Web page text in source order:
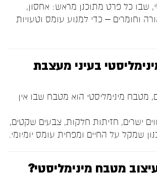
שבו כל פרט מתוכנן מראש: אחסון,
וחומרים – כדי למנוע עומס וטעויות
בעיני מעצבת
מטבח מינימליסטי הוא מטבח שבו אין
ישרים, חזיתות חלקות, צבעים שקטים,
שמקל על החיים ומפחית עומס יומיומי.
מטבח מינימליסטי?